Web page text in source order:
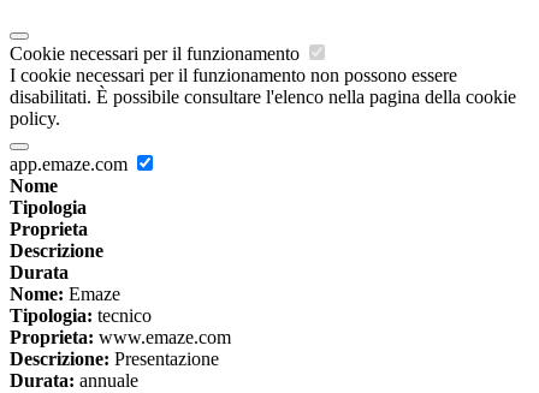
Cookie necessari per il funzionamento
I cookie necessari per il funzionamento non possono essere
disabilitati. È possibile consultare l'elenco nella pagina della cookie
policy.
app.emaze.com
Nome
Tipologia
Proprieta
Descrizione
Durata
Nome: Emaze
Tipologia: tecnico
Proprieta: www.emaze.com
Descrizione: Presentazione
Durata: annuale